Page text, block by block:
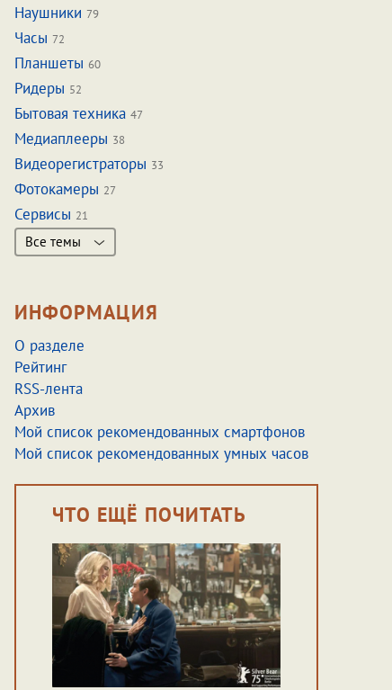
Наушники 79
Часы 72
Планшеты 60
Ридеры 52
Бытовая техника 47
Медиаплееры 38
Видеорегистраторы 33
Фотокамеры 27
Сервисы 21
Все темы
ИНФОРМАЦИЯ
О разделе
Рейтинг
RSS-лента
Архив
Мой список рекомендованных смартфонов
Мой список рекомендованных умных часов
ЧТО ЕЩЁ ПОЧИТАТЬ